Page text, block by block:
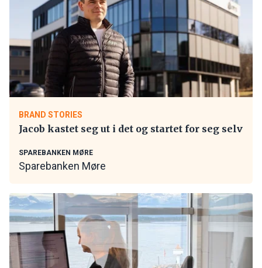
BRAND STORIES
Jacob kastet seg ut i det og startet for seg selv
SPAREBANKEN MØRE
Sparebanken Møre